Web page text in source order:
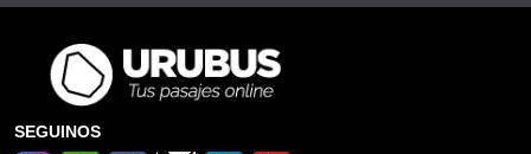
SEGUINOS